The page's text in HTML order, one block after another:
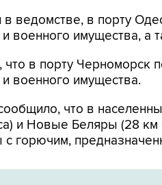
в ведомстве, в порту
военного имущества, а
что в порту
военного имущества.
что в
и Новые Беляры (28
с горючим,